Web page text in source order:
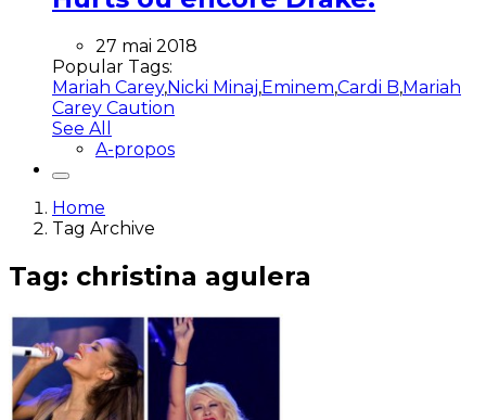
27 mai 2018
Popular Tags:
Mariah Carey,Nicki Minaj,Eminem,Cardi B,Mariah
Carey Caution
See All
A-propos
Home
Tag Archive
Tag: christina agulera